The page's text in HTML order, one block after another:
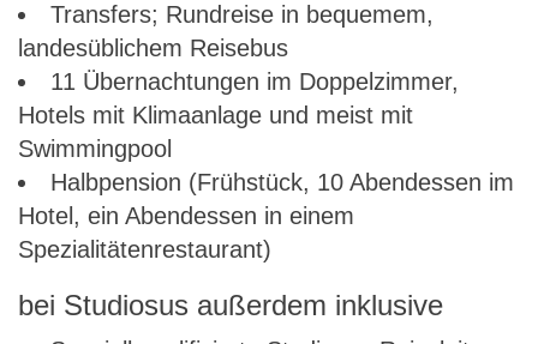
Transfers; Rundreise in bequemem,
landesüblichem Reisebus
11 Übernachtungen im Doppelzimmer,
Hotels mit Klimaanlage und meist mit
Swimmingpool
Halbpension (Frühstück, 10 Abendessen im
Hotel, ein Abendessen in einem
Spezialitätenrestaurant)
bei Studiosus außerdem inklusive